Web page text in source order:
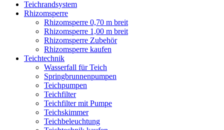
Teichrandsystem
Rhizomsperre
Rhizomsperre 0,70 m breit
Rhizomsperre 1,00 m breit
Rhizomsperre Zubehör
Rhizomsperre kaufen
Teichtechnik
Wasserfall für Teich
Springbrunnenpumpen
Teichpumpen
Teichfilter
Teichfilter mit Pumpe
Teichskimmer
Teichbeleuchtung